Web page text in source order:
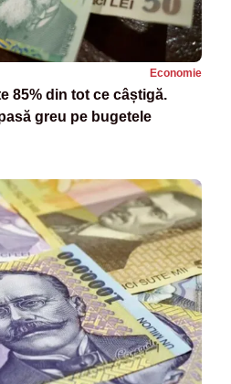
Economie
85% din tot ce câștigă.
greu pe bugetele